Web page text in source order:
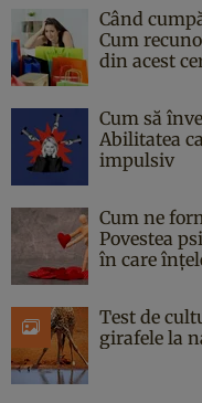
Când
Cum
din acest
Cum să
Abilitatea
impulsiv
Cum ne
Povestea
în care
Test de
girafele la